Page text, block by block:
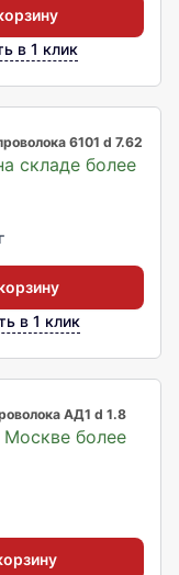
в 1 клик
6101 d 7.62
складе более
в 1 клик
АД1 d 1.8
более